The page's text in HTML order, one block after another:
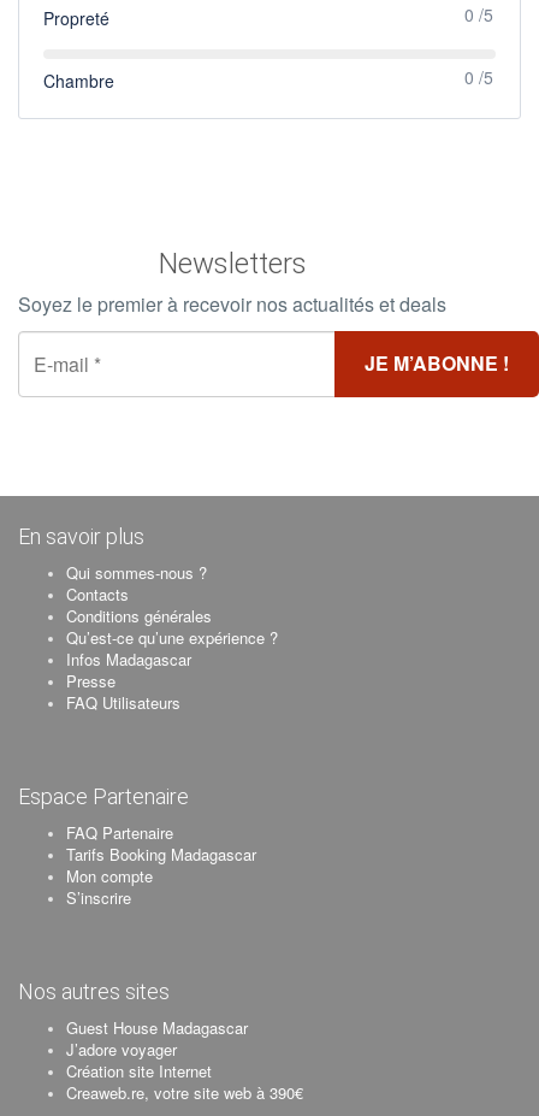
Propreté 0 /5
Chambre 0 /5
Newsletters
Soyez le premier à recevoir nos actualités et deals
En savoir plus
Qui sommes-nous ?
Contacts
Conditions générales
Qu’est-ce qu’une expérience ?
Infos Madagascar
Presse
FAQ Utilisateurs
Espace Partenaire
FAQ Partenaire
Tarifs Booking Madagascar
Mon compte
S’inscrire
Nos autres sites
Guest House Madagascar
J’adore voyager
Création site Internet
Creaweb.re, votre site web à 390€